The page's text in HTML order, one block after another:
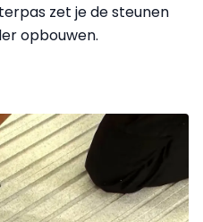
zet je de steunen
opbouwen.